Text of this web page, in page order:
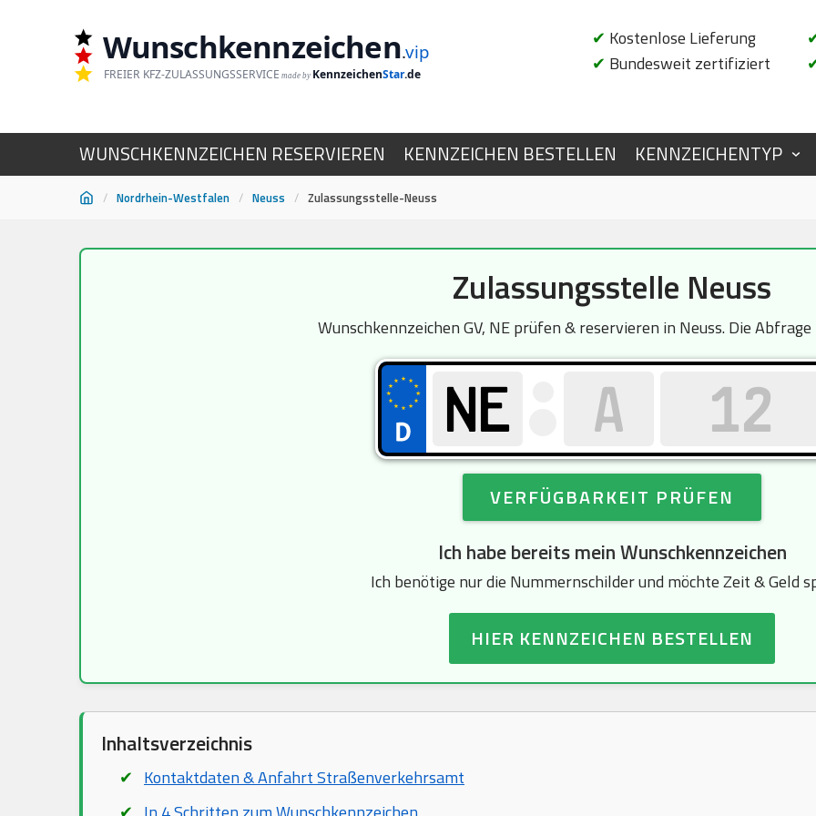
Wunschkennzeichen.vip
FREIER KFZ-ZULASSUNGSSERVICE made by KennzeichenStar.de
✔ Kostenlose Lieferung
✔ Bundesweit zertifiziert
WUNSCHKENNZEICHEN RESERVIEREN KENNZEICHEN BESTELLEN KENNZEICHENTYP
/ Nordrhein-Westfalen / Neuss / Zulassungsstelle-Neuss
Zulassungsstelle Neuss
Wunschkennzeichen GV, NE prüfen & reservieren in Neuss. Die
VERFÜGBARKEIT PRÜFEN
Ich habe bereits mein Wunschkennzeichen
Ich benötige nur die Nummernschilder und möchte Zeit & Geld
HIER KENNZEICHEN BESTELLEN
Inhaltsverzeichnis
Kontaktdaten & Anfahrt Straßenverkehrsamt